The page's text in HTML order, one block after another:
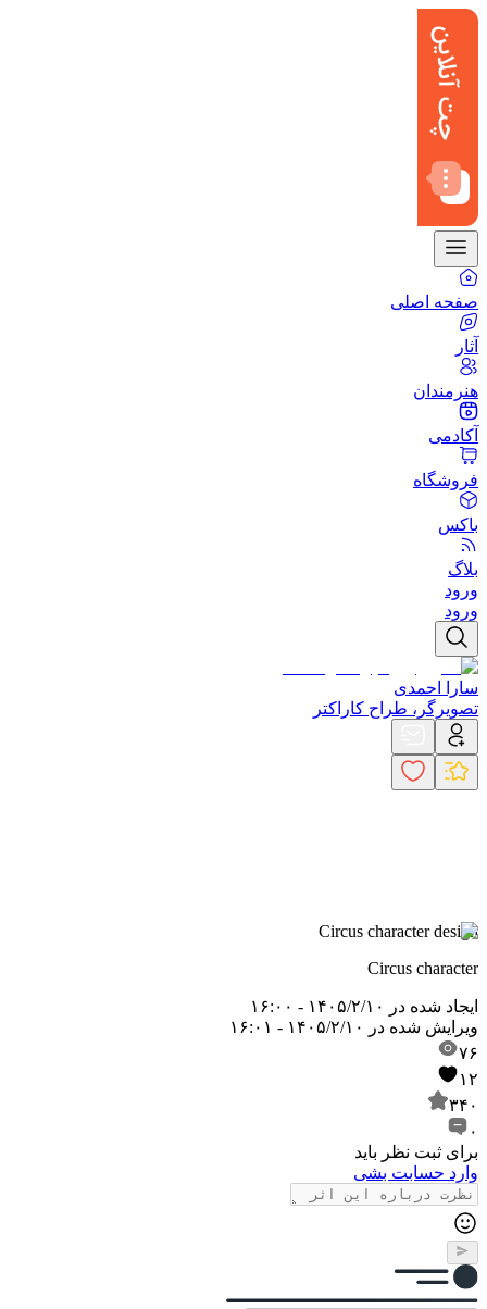
صفحه اصلی
آثار
هنرمندان
آکادمی
فروشگاه
باکس
بلاگ
ورود
ورود
سارا احمدی
تصویرگر، طراح کاراکتر
Circus character design
Circus character
ایجاد شده در
۱۴۰۵/۲/۱۰ - ۱۶:۰۰
ویرایش شده در
۱۴۰۵/۲/۱۰ - ۱۶:۰۱
۷۶
۱۲
۳۴۰
۰
برای ثبت نظر باید
وارد حسابت بشی